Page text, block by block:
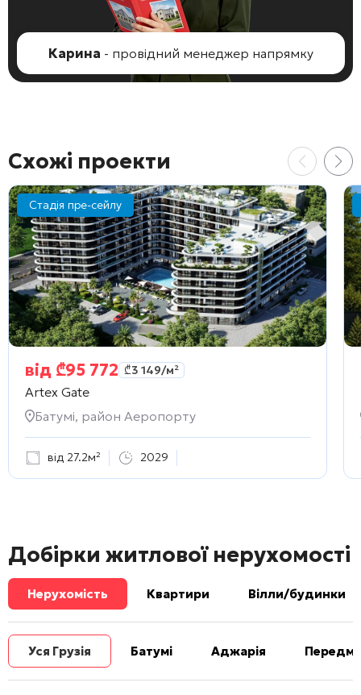
Карина - провідний менеджер напрямку
Схожі проекти
Стадія пре-сейлу
від ₾95 772 ₾3 149/м²
Artex Gate
Батумі, район Аеропорту
від 27.2м² 2029
Добірки житлової нерухомості
Нерухомість Квартири Вілли/будинки
Уся Грузія Батумі Аджарія